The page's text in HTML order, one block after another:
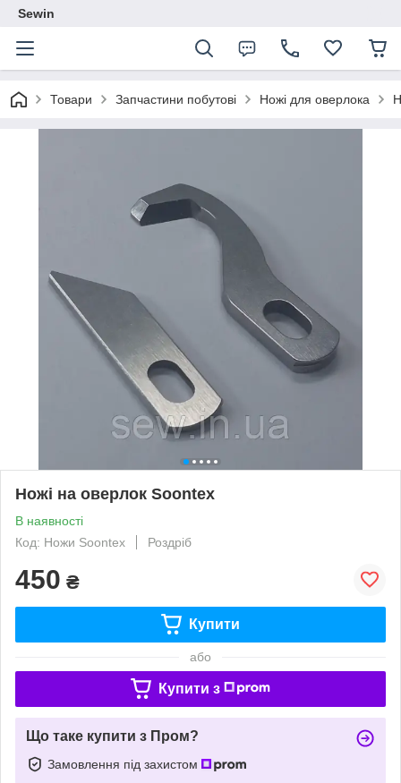
Sewin
Товари Запчастини побутові Ножі для оверлока
Ножі на оверлок Soontex
В наявності
Код: Ножи Soontex
Роздріб
450 ₴
Купити
або
Купити з
Що таке купити з Пром?
Замовлення під захистом